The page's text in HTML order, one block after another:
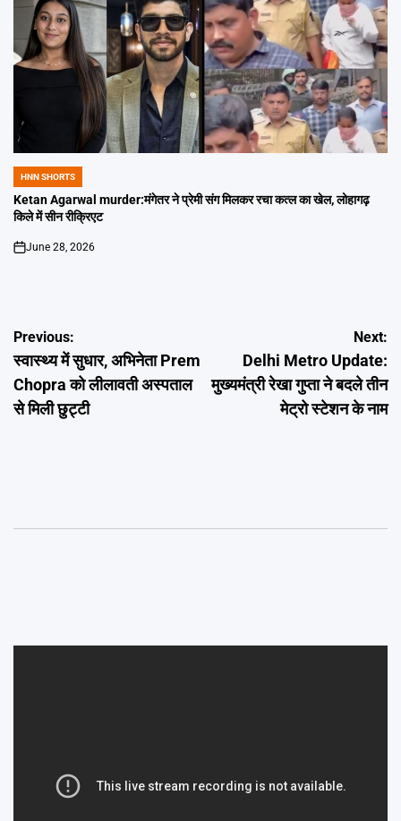
POSTED
IN
HNN SHORTS
Ketan Agarwal murder:मंगेतर ने प्रेमी संग मिलकर रचा कत्ल का खेल, लोहागढ़
किले में सीन रीक्रिएट
on
June 28, 2026
Post
navigation
Previous:
स्वास्थ्य में सुधार, अभिनेता Prem
Chopra को लीलावती अस्पताल
से मिली छुट्टी
Next:
Delhi Metro Update:
मुख्यमंत्री रेखा गुप्ता ने बदले तीन
मेट्रो स्टेशन के नाम